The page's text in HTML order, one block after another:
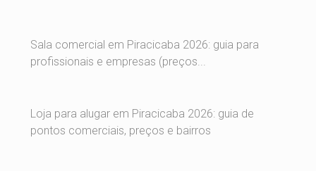
Sala comercial em Piracicaba 2026: guia para
profissionais e empresas (preços...
Loja para alugar em Piracicaba 2026: guia de
pontos comerciais, preços e bairros